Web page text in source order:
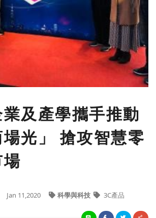
及產學攜手推動
場光」 搶攻智慧零
Jan 11,2020 科學與科技 3C產品